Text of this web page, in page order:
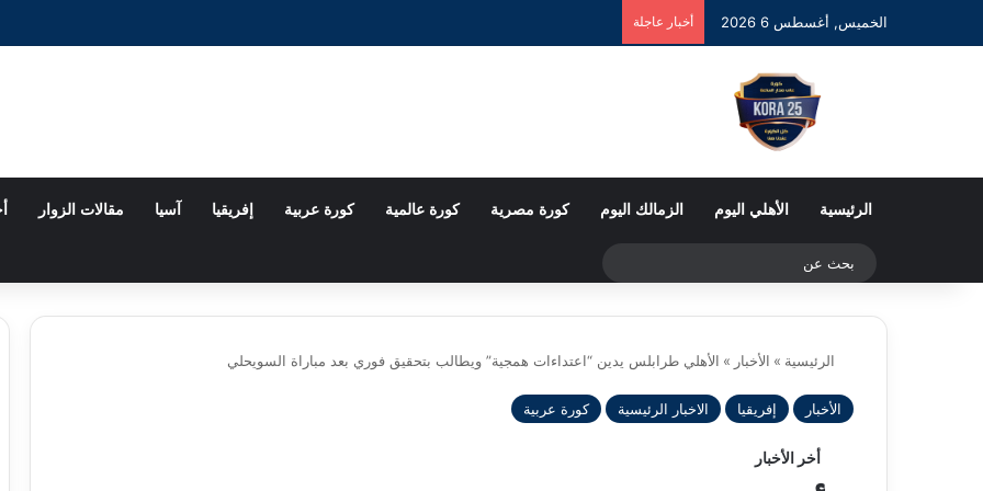
الخميس, أغسطس 6 2026 أخبار عاجلة
الرئيسية الأهلي اليوم الزمالك اليوم كورة مصرية كورة عالمية كورة عربية إفريقيا آسيا مقالات الزوار
الرئيسية » الأخبار » الأهلي طرابلس يدين “اعتداءات همجية” ويطالب بتحقيق فوري بعد مباراة السويحلي
الأخبار إفريقيا الاخبار الرئيسية كورة عربية
أخر الأخبار